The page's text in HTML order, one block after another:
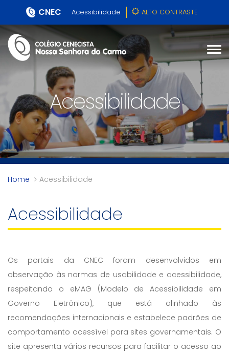
CNEC Acessibilidade ALTO CONTRASTE
Acessibilidade
Home Acessibilidade
Acessibilidade
Os portais da CNEC foram desenvolvidos em
observação às normas de usabilidade e acessibilidade,
respeitando o eMAG (Modelo de Acessibilidade em
Governo Eletrônico), que está alinhado às
recomendações internacionais e estabelece padrões de
comportamento acessível para sites governamentais. O
site apresenta vários recursos para facilitar o acesso ao